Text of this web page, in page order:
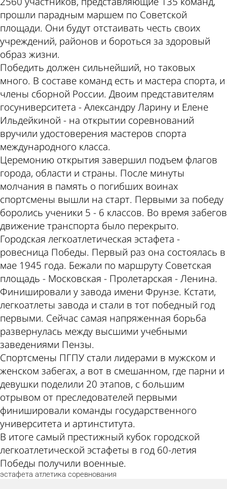
прошли парадным маршем по Советской
площади. Они будут отстаивать честь своих
учреждений, районов и бороться за здоровый
образ жизни.
Победить должен сильнейший, но таковых
много. В составе команд есть и мастера спорта, и
члены сборной России. Двоим представителям
госуниверситета - Александру Ларину и Елене
Ильдейкиной - на открытии соревнований
вручили удостоверения мастеров спорта
международного класса.
Церемонию открытия завершил подъем флагов
города, области и страны. После минуты
молчания в память о погибших воинах
спортсмены вышли на старт. Первыми за победу
боролись ученики 5 - 6 классов. Во время забегов
движение транспорта было перекрыто.
Городская легкоатлетическая эстафета -
ровесница Победы. Первый раз она состоялась в
мае 1945 года. Бежали по маршруту Советская
площадь - Московская - Пролетарская - Ленина.
Финишировали у завода имени Фрунзе. Кстати,
легкоатлеты завода и стали в тот победный год
первыми. Сейчас самая напряженная борьба
развернулась между высшими учебными
заведениями Пензы.
Спортсмены ПГПУ стали лидерами в мужском и
женском забегах, а вот в смешанном, где парни и
девушки поделили 20 этапов, с большим
отрывом от преследователей первыми
финишировали команды государственного
университета и артинститута.
В итоге самый престижный кубок городской
легкоатлетической эстафеты в год 60-летия
Победы получили военные.
эстафета атлетика соревнования